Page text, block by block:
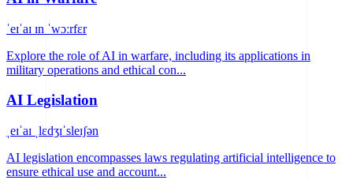
ˈeɪˈaɪ ɪn ˈwɔːrfɛr
Explore the role of AI in warfare, including its applications in
military operations and ethical con...
AI Legislation
ˌeɪˈaɪ ˌlɛdʒɪˈsleɪʃən
AI legislation encompasses laws regulating artificial intelligence to
ensure ethical use and account...